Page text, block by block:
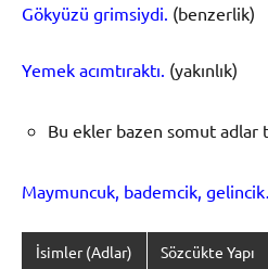
Gökyüzü grimsiydi. (benzerlik)
Yemek acımtıraktı. (yakınlık)
Bu ekler bazen somut adlar
Maymuncuk, bademcik,
İsimler (Adlar) Sözcükte Yapı